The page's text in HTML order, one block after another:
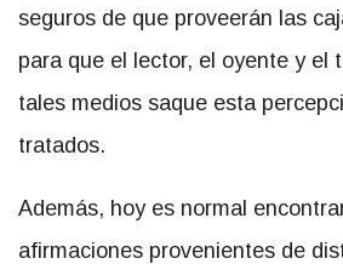
seguros de que proveerán las
para que el lector, el oyente y el
tales medios saque esta
tratados.
Además, hoy es normal
afirmaciones provenientes de